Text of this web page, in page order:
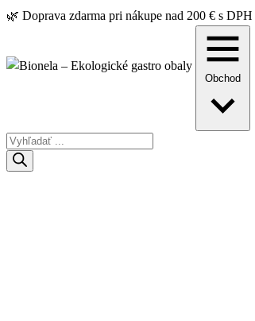
🌿 Doprava zdarma pri nákupe nad 200 € s DPH
Obchod
Hľadať
Products
search